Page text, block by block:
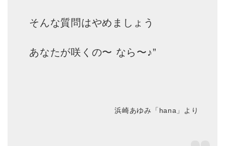
そんな質問はやめましょう
あなたが咲くの〜 なら〜♪”
浜崎あゆみ「hana」より